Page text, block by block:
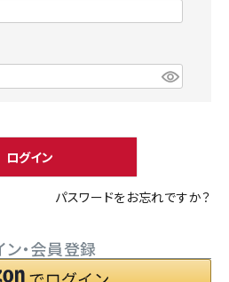
person 新規会員登録
ログイン
パスワードをお忘れですか？
・会員登録